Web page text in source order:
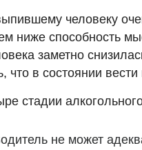
человеку
ниже способность
заметно
что в состоянии
стадии
не может